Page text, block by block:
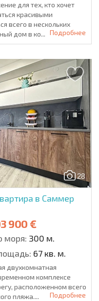
для тех, кто хочет
красивыми
всего в нескольких
дом в ко... Подробнее
28
в Саммер
900 €
моря: 300 м.
67 кв. м.
двухкомнатная
комплексе
расположенном всего
пляжа....
Подробнее